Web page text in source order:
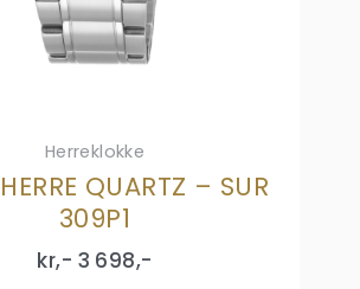
Herreklokke
QUARTZ – SUR
309P1
kr,- 3 698,-